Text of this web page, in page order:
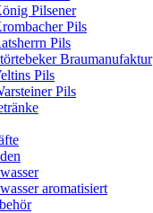
Pilsener
Pils
Pils
Braumanufaktur
Pils
Pils
aromatisiert